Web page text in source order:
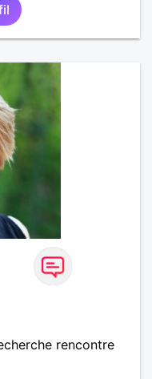
rencontre